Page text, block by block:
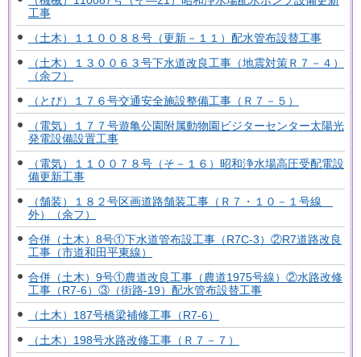
工事
（土木）１１００８８号（更新－１１）配水管布設替工事
（土木）１３００６３号下水道改良工事（地震対策Ｒ７－４）
（余フ）
（とび）１７６号交通安全施設整備工事（Ｒ７－５）
（電気）１７７号遊亀公園附属動物園ビジターセンター太陽光
発電設備設置工事
（電気）１１００７８号（そ－１６）昭和浄水場高圧受配電設
備更新工事
（舗装）１８２号区画道路舗装工事（Ｒ７・１０－１号線
外）（余フ）
合併（土木）8号①下水道管布設工事（R7C-3）②R7道路改良
工事（市道和田平東線）
合併（土木）9号①農道改良工事（農道1975号線）②水路改修
工事（R7-6）③（街路-19）配水管布設替工事
（土木）187号橋梁補修工事（R7-6）
（土木）198号水路改修工事（Ｒ７－７）